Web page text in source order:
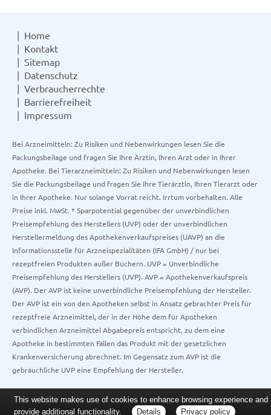
Home
Kontakt
Sitemap
Datenschutz
Verbraucherrechte
Barrierefreiheit
Impressum
Bei Arzneimitteln: Zu Risiken und Nebenwirkungen lesen Sie die
Packungsbeilage und fragen Sie Ihre Ärztin, Ihren Arzt oder in Ihrer
Apotheke. Bei Tierarzneimitteln: Zu Risiken und Nebenwirkungen lesen
Sie die Packungsbeilage und fragen Sie Ihre Tierärztin, Ihren Tierarzt oder
in Ihrer Apotheke. Nur solange Vorrat reicht. Irrtum vorbehalten. Alle
Preise inkl. MwSt. * Sparpotential gegenüber der unverbindlichen
Preisempfehlung des Herstellers (UVP) oder der unverbindlichen
Herstellermeldung des Apothekenverkaufspreises (UAVP) an die
Informationsstelle für Arzneispezialitäten (IFA GmbH) / nur bei
rezeptfreien Produkten außer Büchern. UVP = Unverbindliche
Preisempfehlung des Herstellers (UVP). AVP = Apothekenverkaufspreis
(AVP). Der AVP ist keine unverbindliche Preisempfehlung der Hersteller.
Der AVP ist ein von den Apotheken selbst in Ansatz gebrachter Preis für
rezeptfreie Arzneimittel, der in der Höhe dem für Apotheken
verbindlichen Arzneimittel Abgabepreis entspricht, zu dem eine
Apotheke in bestimmten Fällen das Produkt mit der gesetzlichen
Krankenversicherung abrechnet. Im Gegensatz zum AVP ist die
gebräuchliche UVP eine Empfehlung der Hersteller.
This website makes use of cookies to enhance browsing experience and
provide additional functionality.
Details Privacy policy